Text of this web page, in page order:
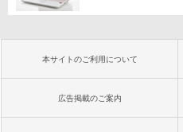
本サイトのご利用について
広告掲載のご案内